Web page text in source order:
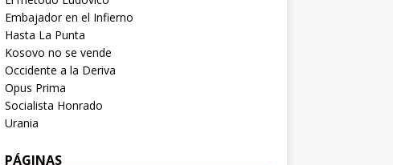
Embajador en el Infierno
Hasta La Punta
Kosovo no se vende
Occidente a la Deriva
Opus Prima
Socialista Honrado
Urania
PÁGINAS